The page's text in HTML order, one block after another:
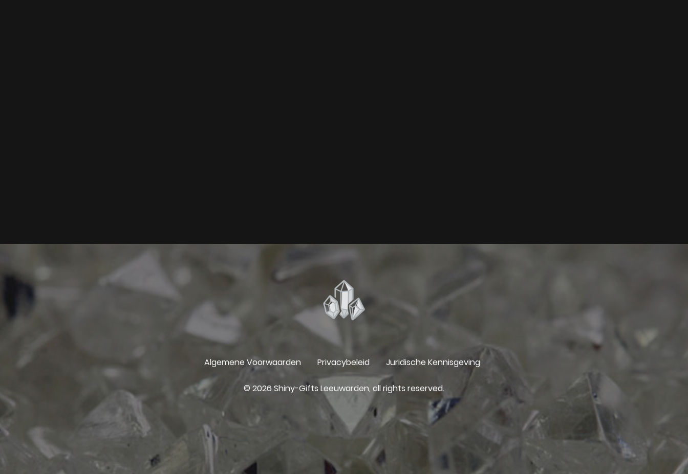
Algemene Voorwaarden Privacybeleid Juridische Kennisgeving
© 2026 Shiny-Gifts Leeuwarden, all rights reserved.